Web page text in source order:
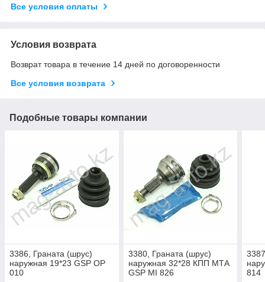
Все условия оплаты
Условия возврата
Возврат товара в течение 14 дней по договоренности
Все условия возврата
Подобные товары компании
3386, Граната (шрус)
наружная 19*23 GSP OP
010
3380, Граната (шрус)
наружная 32*28 КПП МТА
GSP MI 826
814